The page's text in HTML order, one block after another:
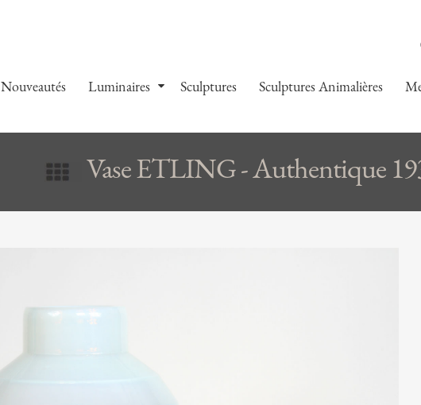
Nouveautés Luminaires Sculptures Sculptures Animalières
Vase ETLING - Authentique